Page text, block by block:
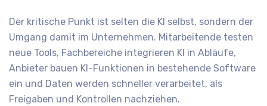
Der kritische Punkt ist selten die KI selbst, sondern der
Umgang damit im Unternehmen. Mitarbeitende testen
neue Tools, Fachbereiche integrieren KI in Abläufe,
Anbieter bauen KI-Funktionen in bestehende Software
ein und Daten werden schneller verarbeitet, als
Freigaben und Kontrollen nachziehen.